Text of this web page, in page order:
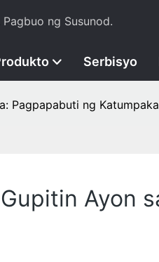
ng Susunod.
Serbisyo
Pagpapabuti ng
Ayon